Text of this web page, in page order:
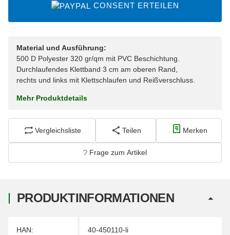
CONSENT ERTEILEN
Material und Ausführung:
500 D Polyester 320 gr/qm mit PVC Beschichtung.
Durchlaufendes Klettband 3 cm am oberen Rand,
rechts und links mit Klettschlaufen und Reißverschluss.
Mehr Produktdetails
Vergleichsliste Teilen Merken
Frage zum Artikel
PRODUKTINFORMATIONEN
Produkteigenschaft
Wert
HAN: 40-450110-li